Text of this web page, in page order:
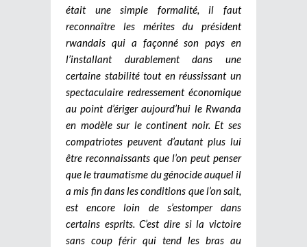
était une simple formalité, il faut
reconnaître les mérites du président
rwandais qui a façonné son pays en
l’installant durablement dans une
certaine stabilité tout en réussissant un
spectaculaire redressement économique
au point d’ériger aujourd’hui le Rwanda
en modèle sur le continent noir. Et ses
compatriotes peuvent d’autant plus lui
être reconnaissants que l’on peut penser
que le traumatisme du génocide auquel il
a mis fin dans les conditions que l’on sait,
est encore loin de s’estomper dans
certains esprits. C’est dire si la victoire
sans coup férir qui tend les bras au